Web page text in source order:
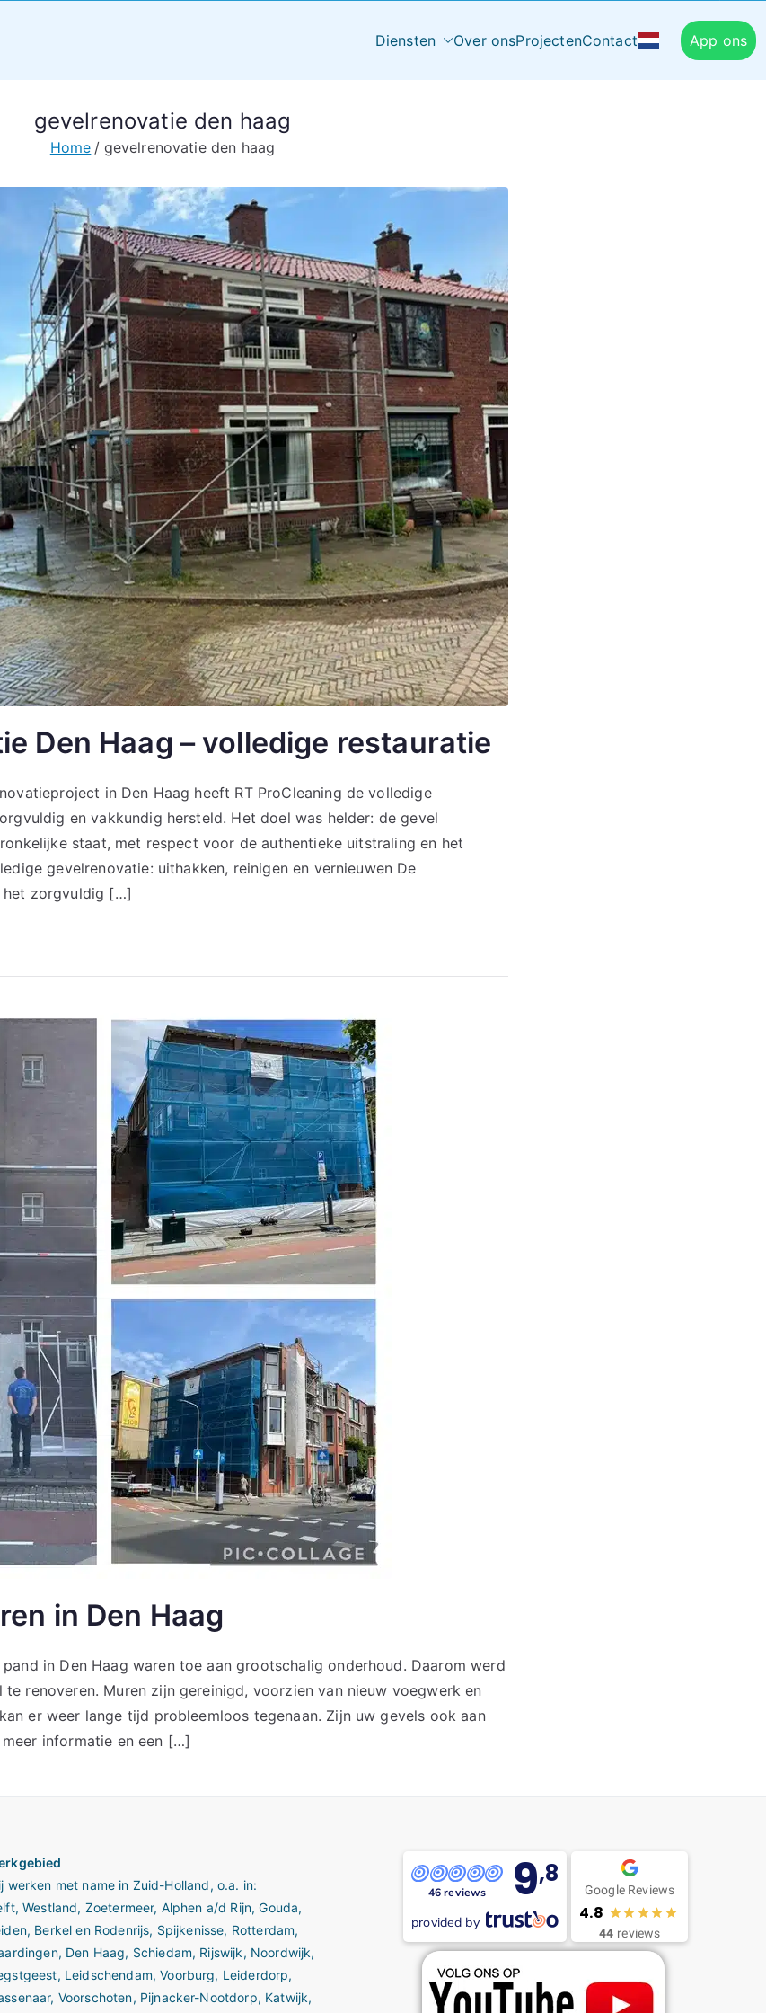
Diensten Over onsProjectenContact App ons
gevelrenovatie den haag
Home gevelrenovatie den haag
Den Haag – volledige restauratie
in Den Haag heeft RT ProCleaning de volledige
en vakkundig hersteld. Het doel was helder: de gevel
staat, met respect voor de authentieke uitstraling en het
gevelrenovatie: uithakken, reinigen en vernieuwen De
het zorgvuldig […]
in Den Haag
in Den Haag waren toe aan grootschalig onderhoud. Daarom werd
renoveren. Muren zijn gereinigd, voorzien van nieuw voegwerk en
er weer lange tijd probleemloos tegenaan. Zijn uw gevels ook aan
informatie en een […]
werken met name in Zuid-Holland, o.a. in:
,Westland, Zoetermeer, Alphen a/d Rijn,Gouda,
, Berkel en Rodenrijs, Spijkenisse, Rotterdam,
, Den Haag, Schiedam, Rijswijk, Noordwijk,
, Leidschendam,Voorburg, Leiderdorp,
, Voorschoten, Pijnacker-Nootdorp, Katwijk,
46 reviews 9,8
provided by
Google Reviews
4.8
44 reviews